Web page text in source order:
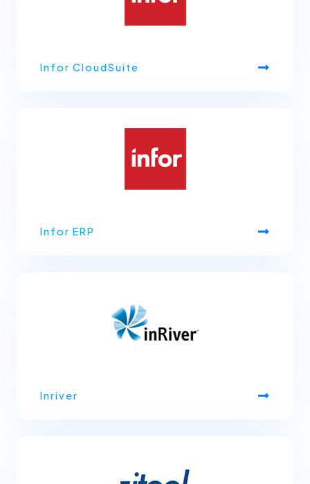
Infor CloudSuite
Infor ERP
Inriver